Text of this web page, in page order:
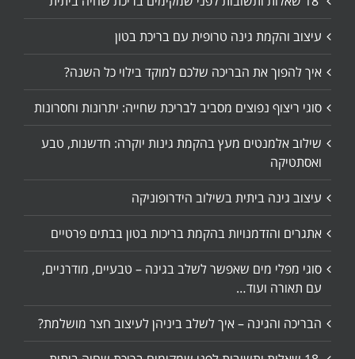
עיצוב והקמת גינה טרופית עם בריכת בטון
איך להפוך את הבריכה שלכם למוקד בילוי כל השנה?
סוגי ריצוף נפוצים מסביב לבריכת שחייה: יתרונות וחסרונות
שילוב אלמנטים מעץ בהקמת גינות יוקרה: חדשנות, טבע
ואסתטיקה
עיצוב גינה ביתית בשילוב הידרופוניקה
אתגרים והזדמנויות בהקמת בריכות בטון בבתים פרטיים
סוגי מפלי מים שאפשר לשלב בגינה – טבעיים, מודרניים,
עם תאורה ועוד…
הבריכה והגינה – איך לשלב ביניהן לעיצוב חצר מושלמת?